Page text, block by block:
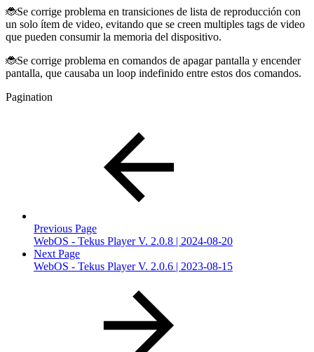
🐞Se corrige problema en transiciones de lista de reproducción con
un solo ítem de video, evitando que se creen multiples tags de video
que pueden consumir la memoria del dispositivo.
🐞Se corrige problema en comandos de apagar pantalla y encender
pantalla, que causaba un loop indefinido entre estos dos comandos.
Pagination
Previous Page
WebOS - Tekus Player V. 2.0.8 | 2024-08-20
Next Page
WebOS - Tekus Player V. 2.0.6 | 2023-08-15